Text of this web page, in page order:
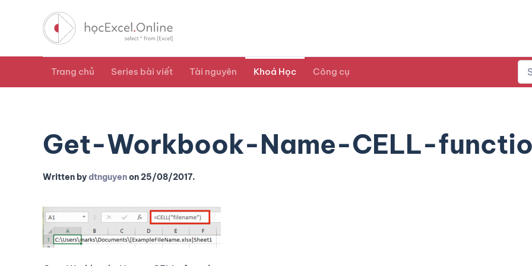
Trang chủ Series bài viết Tài nguyên Khoá Học Công cụ
Get-Workbook-Name-CELL-
Written bydtnguyenon25/08/2017.